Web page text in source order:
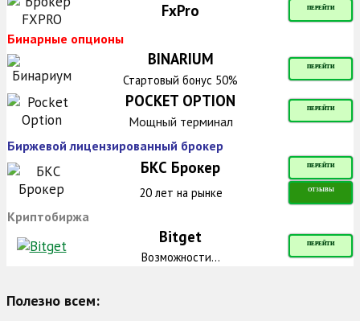
FxPro ПЕРЕЙТИ
Бинарные опционы
BINARIUM ПЕРЕЙТИ
Стартовый бонус 50%
POCKET OPTION ПЕРЕЙТИ
Мощный терминал
Биржевой лицензированный брокер
БКС Брокер ПЕРЕЙТИ
20 лет на рынке ОТЗЫВЫ
Криптобиржа
Bitget ПЕРЕЙТИ
Возможности...
Полезно всем: